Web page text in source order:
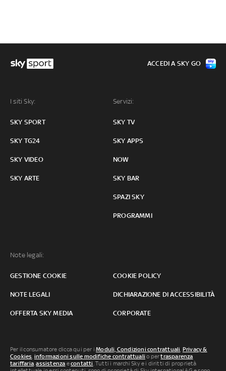
I siti Sky:
SKY SPORT
SKY TG24
SKY VIDEO
SKY ARTE
Servizi:
SKY TV
SKY APPS
NOW
SKY BAR
SPAZI SKY
PROGRAMMI
Note legali:
GESTIONE COOKIE COOKIE POLICY
NOTE LEGALI DICHIARAZIONE DI ACCESSIBILITÀ
OFFERTA SKY MEDIA CORPORATE
ACCEDI A SKY GO
Per il consumatore clicca qui per iModuli, Condizioni contrattuali, Privacy &
Cookies, informazioni sulle modifiche contrattuali o pertrasparenza
tariffaria,assistenza econtatti. Tutti i marchi Sky e i diritti di proprietà